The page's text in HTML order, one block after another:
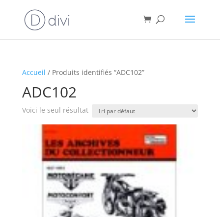
Accueil / Produits identifiés “ADC102”
ADC102
Voici le seul résultat